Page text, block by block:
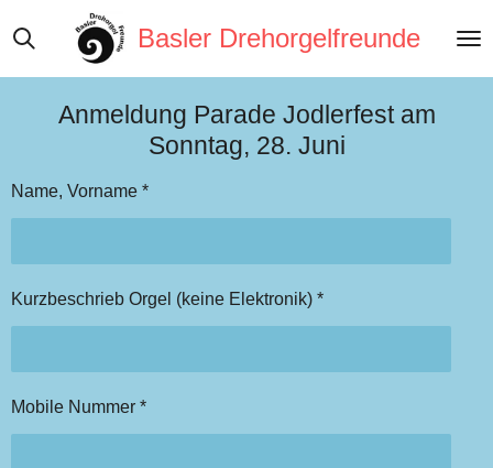
Hauptinhalt
springen
Basler Drehorgelfreunde
Anmeldung Parade Jodlerfest am
Sonntag, 28. Juni
Name, Vorname *
Kurzbeschrieb Orgel (keine Elektronik) *
Mobile Nummer *